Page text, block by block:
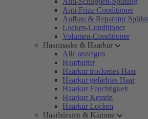
Anti-Frizz-Conditioner
Aufbau & Reparatur
Locken-Conditioner
Volumen-Conditioner
Haarmaske & Haarkur
Alle anzeigen
Haarbutter
Haarkur trockenes Haar
Haarkur gefärbtes Haar
Haarkur Feuchtigkeit
Haarkur Keratin
Haarkur Locken
Haarbürsten & Kämme